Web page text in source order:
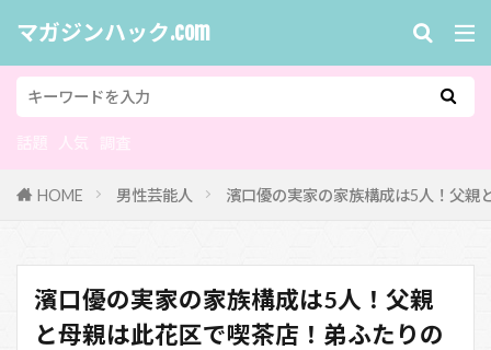
マガジンハック.com
HOME 男性芸能人 濱口優の実家の家族構成は5人！父親
濱口優の実家の家族構成は5人！父親
と母親は此花区で喫茶店！弟ふたりの